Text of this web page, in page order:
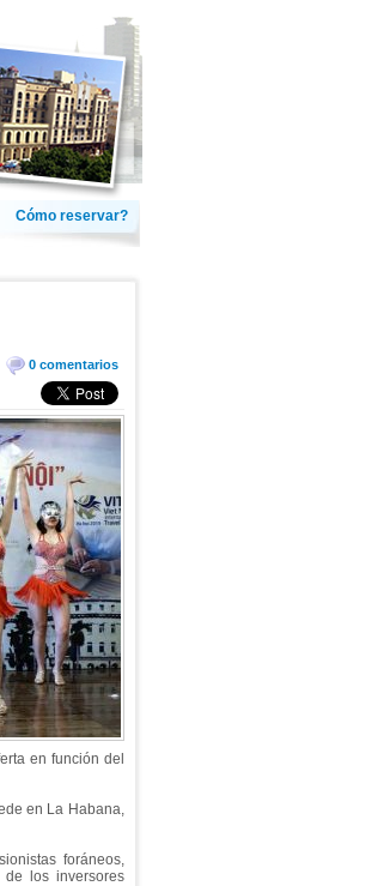
Cómo reservar?
0 comentarios
en función del
en La Habana,
foráneos,
los inversores